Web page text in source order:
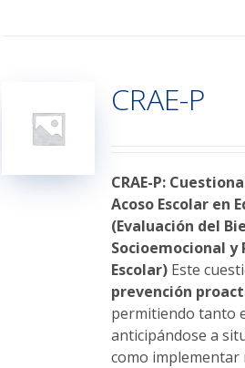
Las
opciones
elegir
en
la
página
de
producto
CRAE-P
CRAE-P:
Acoso Escolar en
(Evaluación del
Socioemocional y
Escolar)Este
prevención
permitiendo tanto
anticipándose a
como implementar